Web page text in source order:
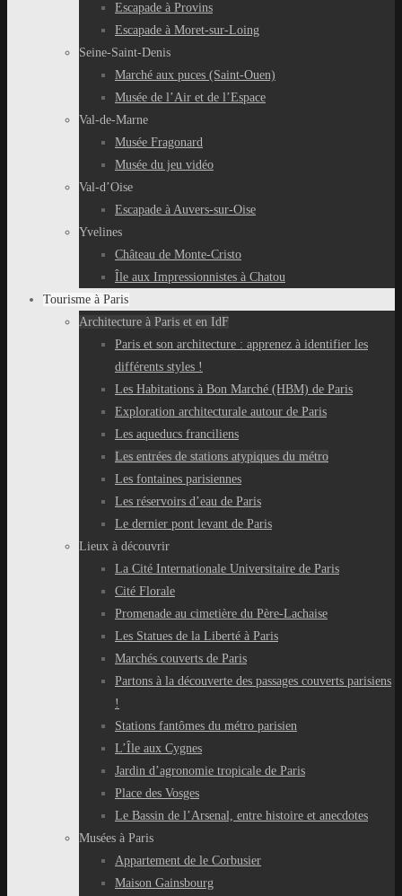
Escapade à Provins
Escapade à Moret-sur-Loing
Seine-Saint-Denis
Marché aux puces (Saint-Ouen)
Musée de l’Air et de l’Espace
Val-de-Marne
Musée Fragonard
Musée du jeu vidéo
Val-d’Oise
Escapade à Auvers-sur-Oise
Yvelines
Château de Monte-Cristo
Île aux Impressionnistes à Chatou
Tourisme à Paris
Architecture à Paris et en IdF
Paris et son architecture : apprenez à identifier les
différents styles !
Les Habitations à Bon Marché (HBM) de Paris
Exploration architecturale autour de Paris
Les aqueducs franciliens
Les entrées de stations atypiques du métro
Les fontaines parisiennes
Les réservoirs d’eau de Paris
Le dernier pont levant de Paris
Lieux à découvrir
La Cité Internationale Universitaire de Paris
Cité Florale
Promenade au cimetière du Père-Lachaise
Les Statues de la Liberté à Paris
Marchés couverts de Paris
Partons à la découverte des passages couverts parisiens
!
Stations fantômes du métro parisien
L’Île aux Cygnes
Jardin d’agronomie tropicale de Paris
Place des Vosges
Le Bassin de l’Arsenal, entre histoire et anecdotes
Musées à Paris
Appartement de le Corbusier
Maison Gainsbourg